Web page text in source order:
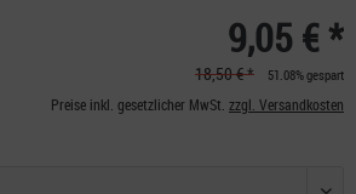
9,05 € *
18,50 € * 51.08% gespart
Preise inkl. gesetzlicher MwSt. zzgl. Versandkosten